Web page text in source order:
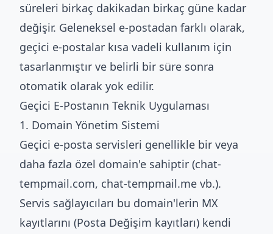
süreleri birkaç dakikadan birkaç güne kadar
değişir. Geleneksel e-postadan farklı olarak,
geçici e-postalar kısa vadeli kullanım için
tasarlanmıştır ve belirli bir süre sonra
otomatik olarak yok edilir.
Geçici E-Postanın Teknik Uygulaması
1. Domain Yönetim Sistemi
Geçici e-posta servisleri genellikle bir veya
daha fazla özel domain'e sahiptir (chat-
tempmail.com, chat-tempmail.me vb.).
Servis sağlayıcıları bu domain'lerin MX
kayıtlarını (Posta Değişim kayıtları) kendi